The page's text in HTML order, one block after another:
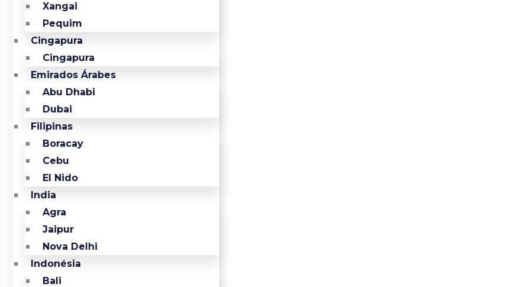
Xangai
Pequim
Cingapura
Cingapura
Emirados Árabes
Abu Dhabi
Dubai
Filipinas
Boracay
Cebu
El Nido
India
Agra
Jaipur
Nova Delhi
Indonésia
Bali